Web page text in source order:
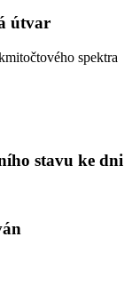
útvar
spektra
stavu ke dni